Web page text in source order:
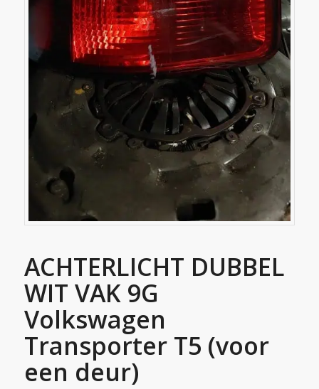
ACHTERLICHT DUBBEL
WIT VAK 9G
Volkswagen
Transporter T5 (voor
een deur)